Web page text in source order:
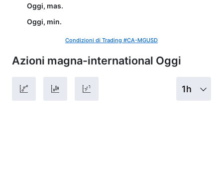
Azioni magna-international Oggi
1h
Oggi, mas.
Oggi, min.
Condizioni di Trading #CA-MGUSD